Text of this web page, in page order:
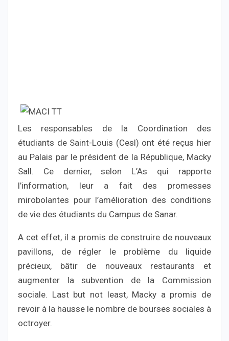
Les responsables de la Coordination des
étudiants de Saint-Louis (Cesl) ont été reçus hier
au Palais par le président de la République, Macky
Sall. Ce dernier, selon L’As qui rapporte
l’information, leur a fait des promesses
mirobolantes pour l’amélioration des conditions
de vie des étudiants du Campus de Sanar.
A cet effet, il a promis de construire de nouveaux
pavillons, de régler le problème du liquide
précieux, bâtir de nouveaux restaurants et
augmenter la subvention de la Commission
sociale. Last but not least, Macky a promis de
revoir à la hausse le nombre de bourses sociales à
octroyer.